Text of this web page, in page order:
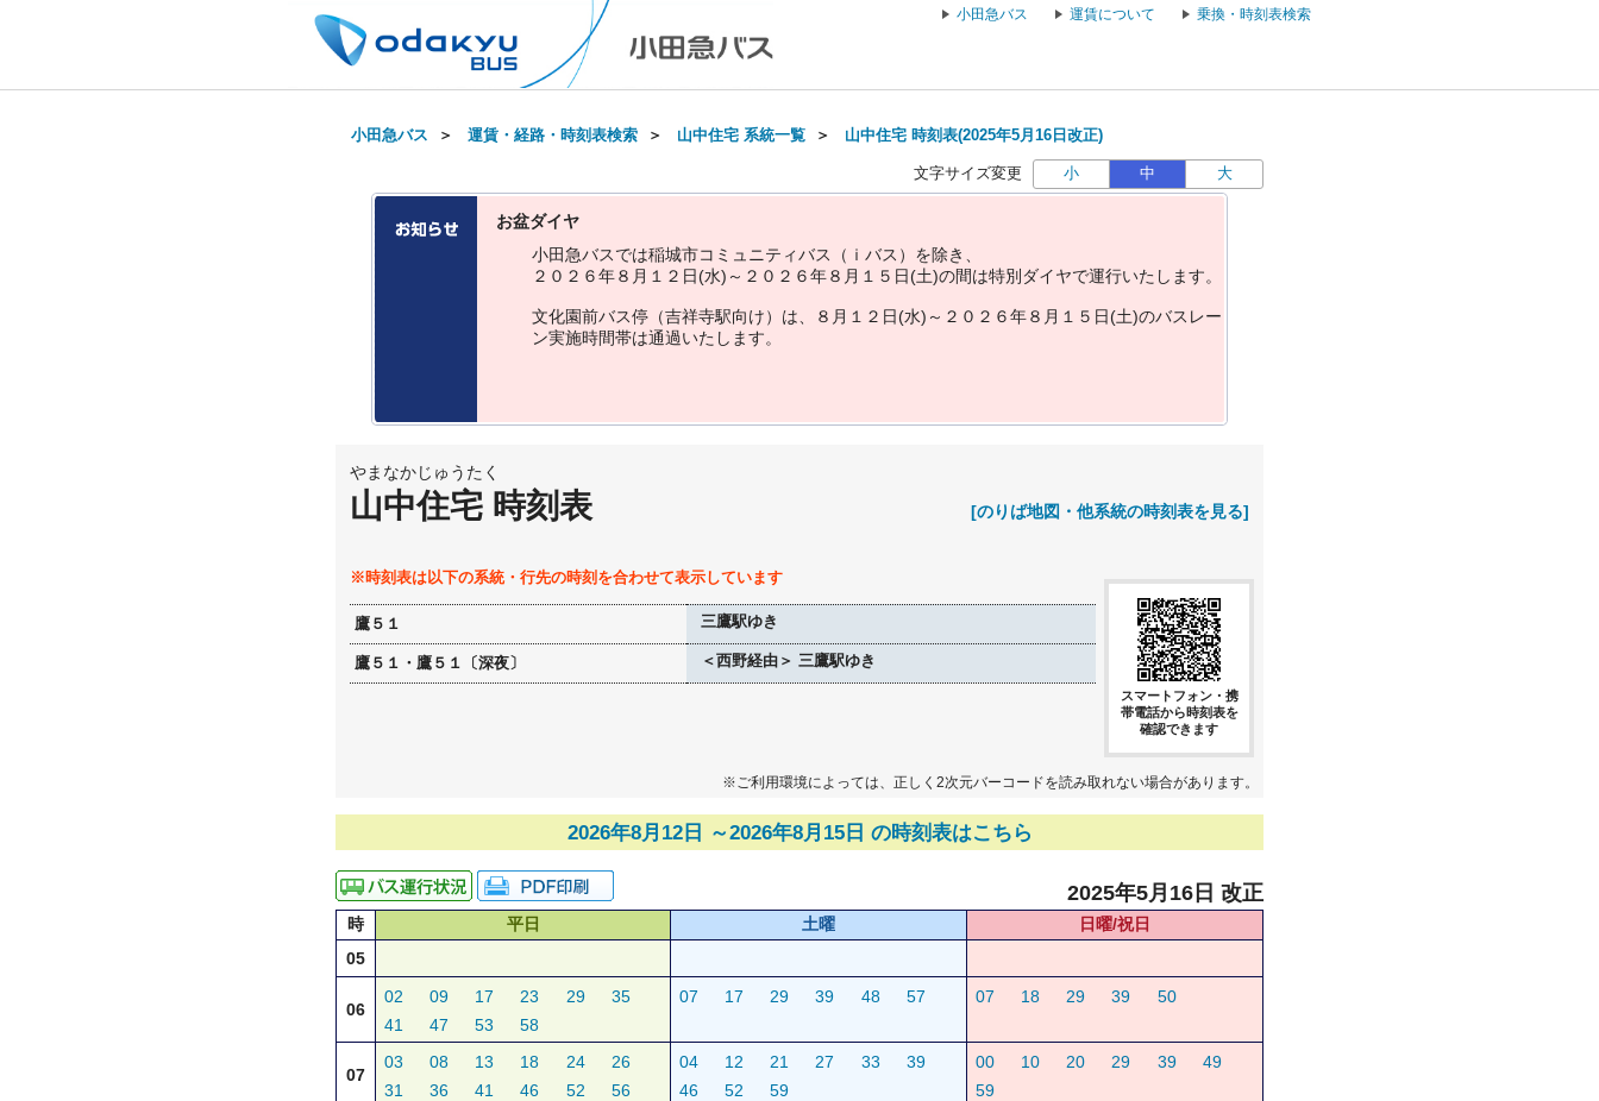
小田急バス 運賃について 乗換・時刻表検索
小田急バス ＞ 運賃・経路・時刻表検索 ＞ 山中住宅 系統一覧 ＞ 山中住宅 時刻表(2025年5月16日改正)
文字サイズ変更 小 中 大
お盆ダイヤ
小田急バスでは稲城市コ ミ ュ ニテ ィバス （ ｉ バス ） を除き
２ ０ ２ ６年８ 月 １ ２ 日(水) ～ ２ ０ ２ ６年８ 月 １ ５ 日(土)の間は特別 ダイヤで運行いた し ます。
文化園前バス停 （吉祥寺駅向け） は ８ 月 １ ２ 日(水) ～ ２ ０ ２ ６年８ 月 １ ５ 日(土)のバス レー
ン実施時間帯は通過いた し ます。
やまなかじゅうたく
山中住宅 時刻表 [のりば地図・他系統の時刻表を見る]
※時刻表は以下の系統・行先の時刻を合わせて表示しています
鷹５１ 三鷹駅ゆき
鷹５１・鷹５１〔深夜〕 ＜西野経由＞ 三鷹駅ゆき
スマートフォン・携
帯電話から時刻表を
確認できます
※ご利用環境によっては、正しく2次元バーコードを読み取れない場合があります。
2026年8月12日 ～2026年8月15日 の時刻表はこちら
2025年5月16日 改正
時 平日 土曜
日曜/祝日
05
06
02 09 17 23 29
35
41
47 53 58
07 17 29 39 48 57 07 18 29 39 50
07
03 08 13 18 24
26
31
36 41 46 52 56
04 12 21 27 33
39
46
52 59
00 10 20 29 39
49
59